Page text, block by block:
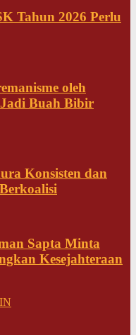
Tahun 2026 Perlu
oleh
Buah Bibir
Konsisten dan
Sapta Minta
Kesejahteraan